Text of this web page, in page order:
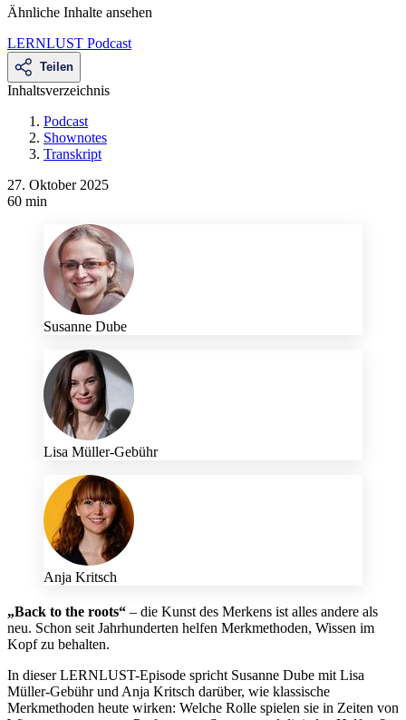
Ähnliche Inhalte ansehen
LERNLUST Podcast
Teilen
Inhaltsverzeichnis
Podcast
Shownotes
Transkript
27. Oktober 2025
60 min
Susanne Dube
Lisa Müller-Gebühr
Anja Kritsch
„Back to the roots“ – die Kunst des Merkens ist alles andere als
neu. Schon seit Jahrhunderten helfen Merkmethoden, Wissen im
Kopf zu behalten.
In dieser LERNLUST-Episode spricht Susanne Dube mit Lisa
Müller-Gebühr und Anja Kritsch darüber, wie klassische
Merkmethoden heute wirken: Welche Rolle spielen sie in Zeiten von